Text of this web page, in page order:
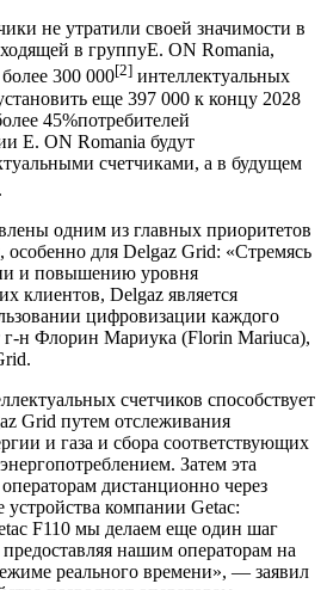
не утратили своей значимости в
в группуE. ON Romania,
300 000[2] интеллектуальных
еще 397 000 к концу 2028
45%потребителей
E. ON Romania будут
счетчиками, а в будущем
.
одним из главных приоритетов
для Delgaz Grid: «Стремясь
и повышению уровня
клиентов, Delgaz является
цифровизации каждого
н Флорин Мариука (Florin Mariuca),
счетчиков способствует
Grid путем отслеживания
и газа и сбора соответствующих
Затем эта
дистанционно через
компании Getac:
F110 мы делаем еще один шаг
нашим операторам на
реального времени», — заявил